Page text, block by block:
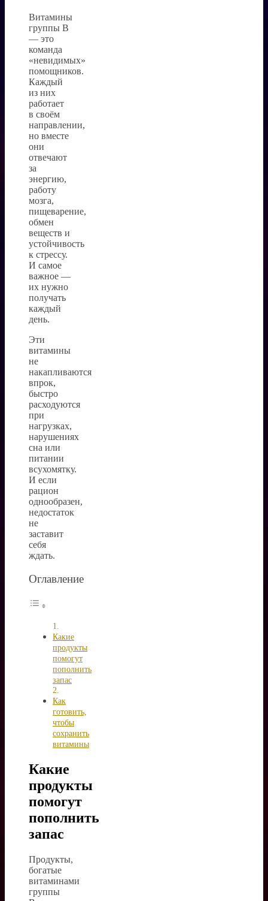
Витамины
группы B
— это
команда
«невидимых»
помощников.
Каждый
из них
работает
в своём
направлении,
но вместе
они
отвечают
за
энергию,
работу
мозга,
пищеварение,
обмен
веществ и
устойчивость
к стрессу.
И самое
важное —
их нужно
получать
каждый
день.
Эти
витамины
не
накапливаются
впрок,
быстро
расходуются
при
нагрузках,
нарушениях
сна или
питании
всухомятку.
И если
рацион
однообразен,
недостаток
не
заставит
себя
ждать.
Оглавление
Какие
продукты
помогут
пополнить
запас
Как
готовить,
чтобы
сохранить
витамины
Какие
продукты
помогут
пополнить
запас
Продукты,
богатые
витаминами
группы